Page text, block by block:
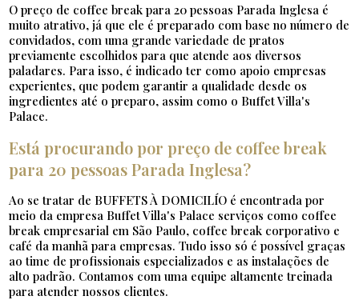
O preço de coffee break para 20 pessoas Parada Inglesa é
muito atrativo, já que ele é preparado com base no número de
convidados, com uma grande variedade de pratos
previamente escolhidos para que atende aos diversos
paladares. Para isso, é indicado ter como apoio empresas
experientes, que podem garantir a qualidade desde os
ingredientes até o preparo, assim como o Buffet Villa's
Palace.
Está procurando por preço de coffee break
para 20 pessoas Parada Inglesa?
Ao se tratar de BUFFETS À DOMICILÍO é encontrada por
meio da empresa Buffet Villa's Palace serviços como coffee
break empresarial em São Paulo, coffee break corporativo e
café da manhã para empresas. Tudo isso só é possível graças
ao time de profissionais especializados e as instalações de
alto padrão. Contamos com uma equipe altamente treinada
para atender nossos clientes.